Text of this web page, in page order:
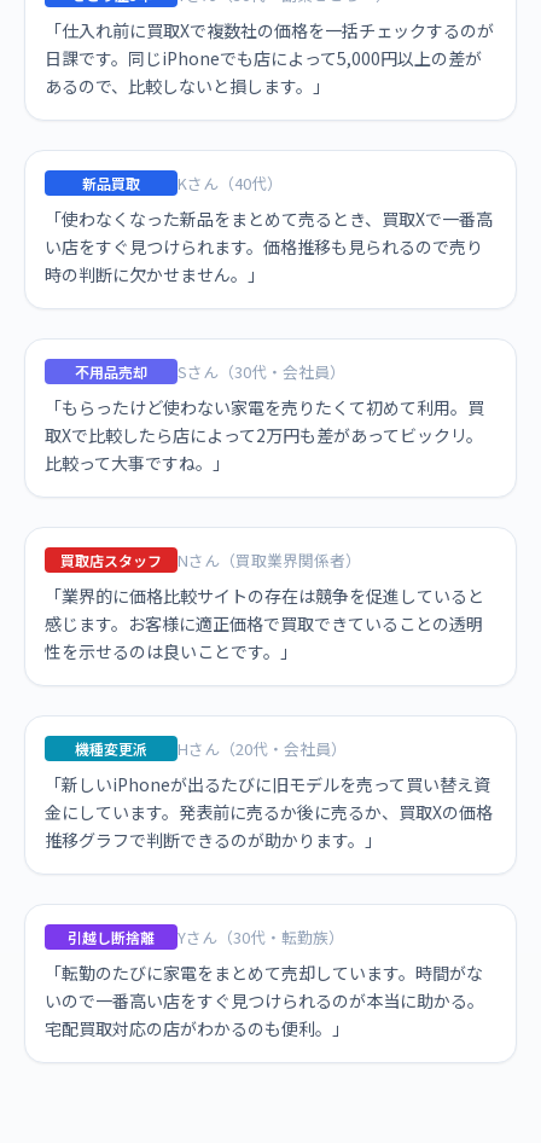
「仕入れ前に買取Xで複数社の価格を一括チェックするのが
日課です。同じiPhoneでも店によって5,000円以上の差が
あるので、比較しないと損します。」
新品買取 Kさん（40代）
「使わなくなった新品をまとめて売るとき、買取Xで一番高
い店をすぐ見つけられます。価格推移も見られるので売り
時の判断に欠かせません。」
不用品売却 Sさん（30代・会社員）
「もらったけど使わない家電を売りたくて初めて利用。買
取Xで比較したら店によって2万円も差があってビックリ。
比較って大事ですね。」
買取店スタッフ Nさん（買取業界関係者）
「業界的に価格比較サイトの存在は競争を促進していると
感じます。お客様に適正価格で買取できていることの透明
性を示せるのは良いことです。」
機種変更派 Hさん（20代・会社員）
「新しいiPhoneが出るたびに旧モデルを売って買い替え資
金にしています。発表前に売るか後に売るか、買取Xの価格
推移グラフで判断できるのが助かります。」
引越し断捨離 Yさん（30代・転勤族）
「転勤のたびに家電をまとめて売却しています。時間がな
いので一番高い店をすぐ見つけられるのが本当に助かる。
宅配買取対応の店がわかるのも便利。」